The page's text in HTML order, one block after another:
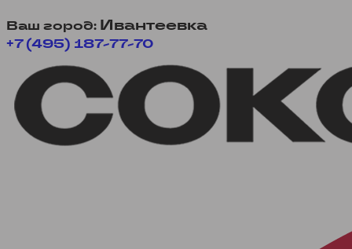
Ваш город: Ивантеевка
+7 (495) 187-77-70